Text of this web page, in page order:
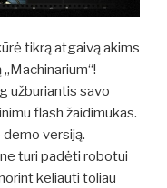
tikrą atgaivą akims
užburiantis savo
flash žaidimukas.
versiją.
turi padėti robotui
keliauti toliau